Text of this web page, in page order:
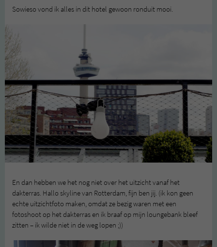
Sowieso vond ik alles in dit hotel gewoon ronduit mooi.
En dan hebben we het nog niet over het uitzicht vanaf het
dakterras. Hallo skyline van Rotterdam, fijn ben jij. (ik kon geen
echte uitzichtfoto maken, omdat ze bezig waren met een
fotoshoot op het dakterras en ik braaf op mijn loungebank bleef
zitten – ik wilde niet in de weg lopen ;))